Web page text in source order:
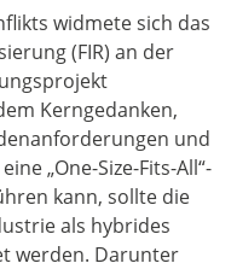
widmete sich das
(FIR) an der
Kerngedanken,
und
„One-Size-Fits-All“-
kann, sollte die
als hybrides
werden. Darunter